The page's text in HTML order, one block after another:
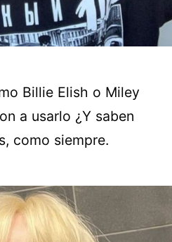
Billie Elish o Miley
a usarlo ¿Y saben
como siempre.